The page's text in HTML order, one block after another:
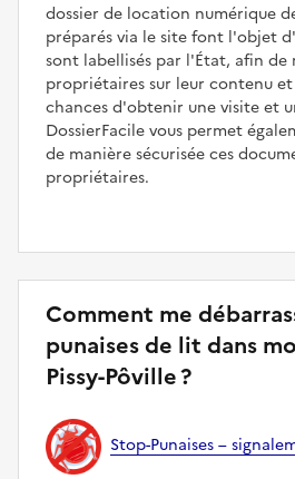
dossier de location numérique
préparés via le site font l'objet
sont labellisés par l'État, afin de
propriétaires sur leur contenu
chances d'obtenir une visite et
DossierFacile vous permet
de manière sécurisée ces
propriétaires.
Comment me
punaises de lit dans
Pissy-Pôville ?
Stop-Punaises –